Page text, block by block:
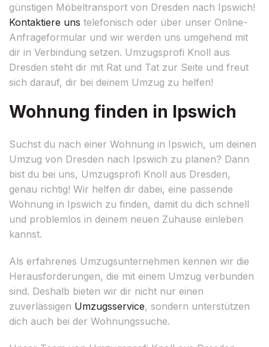
günstigen Möbeltransport von Dresden nach Ipswich!
Kontaktiere uns telefonisch oder über unser Online-
Anfrageformular und wir werden uns umgehend mit
dir in Verbindung setzen. Umzugsprofi Knoll aus
Dresden steht dir mit Rat und Tat zur Seite und freut
sich darauf, dir bei deinem Umzug zu helfen!
Wohnung finden in Ipswich
Suchst du nach einer Wohnung in Ipswich, um deinen
Umzug von Dresden nach Ipswich zu planen? Dann
bist du bei uns, Umzugsprofi Knoll aus Dresden,
genau richtig! Wir helfen dir dabei, eine passende
Wohnung in Ipswich zu finden, damit du dich schnell
und problemlos in deinem neuen Zuhause einleben
kannst.
Als erfahrenes Umzugsunternehmen kennen wir die
Herausforderungen, die mit einem Umzug verbunden
sind. Deshalb bieten wir dir nicht nur einen
zuverlässigen Umzugsservice, sondern unterstützen
dich auch bei der Wohnungssuche.